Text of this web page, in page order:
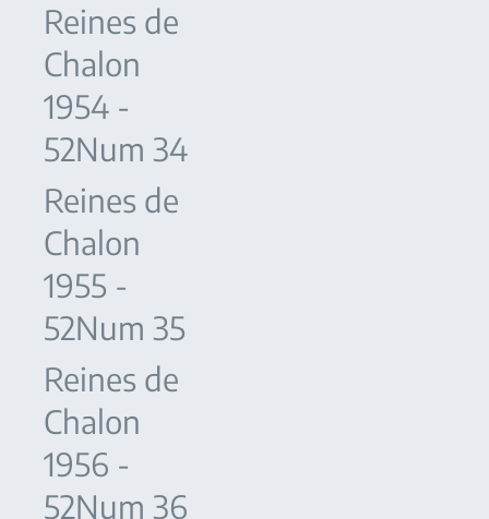
Reines de
Chalon
1954 -
52Num 34
Reines de
Chalon
1955 -
52Num 35
Reines de
Chalon
1956 -
52Num 36